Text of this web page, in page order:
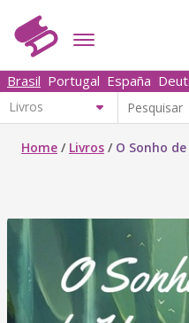
Brasil Portugal España
Home / Livros / O Sonho